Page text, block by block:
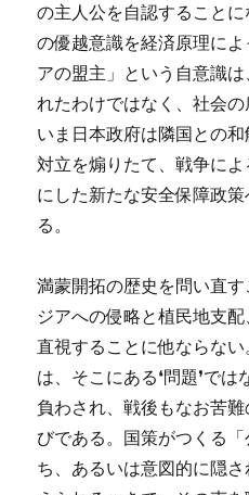
の主人公を自認すること
の優越意識を経済原理に
アの盟主」という自意識
れたわけではなく、社会の
いま日本政府は隣国との和
対立を煽りたて、戦争に
にした新たな安全保障政
る。
満蒙開拓の歴史を問い直
ジアへの侵略と植民地支
直視することに他ならな
は、そこにある❛問題❜で
負わされ、戦後もなお苦難
びである。国策がつくる
ち、あるいは意図的に隠